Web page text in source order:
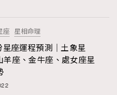
230
89
20
90
面專訪｜追逐歌手夢
座 星相命理
星座運程預測｜土象星
羊座、金牛座、處女座星